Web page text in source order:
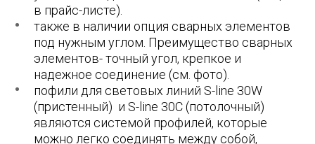
в прайс-листе).
также в наличии опция сварных элементов
под нужным углом. Преимущество сварных
элементов- точный угол, крепкое и
надежное соединение (см. фото).
пофили для световых линий S-line 30W
(пристенный) и S-line 30С(потолочный)
являются системой профилей, которые
можно легко соединять между собой,